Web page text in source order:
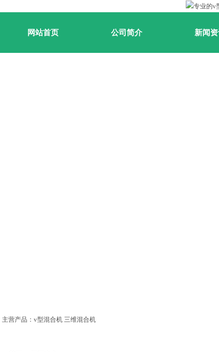
网站首页 公司简介 新闻
主营产品：v型混合机 三维混合机